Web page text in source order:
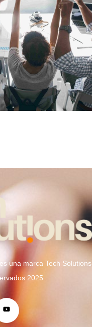
una marca Tech Solutions
2025.